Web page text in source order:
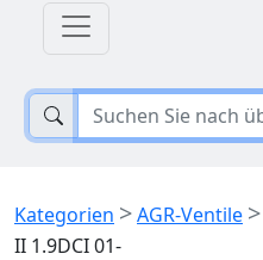
Kategorien >AGR-Ventile >
II 1.9DCI 01-